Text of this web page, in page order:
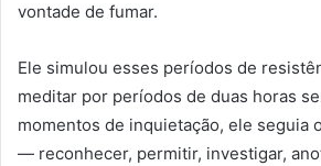
vontade de fumar.
Ele simulou esses períodos de
meditar por períodos de duas horas
momentos de inquietação, ele seguia
— reconhecer, permitir, investigar,